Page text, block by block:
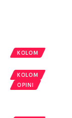
KOLOM
KOLOM
OPINI